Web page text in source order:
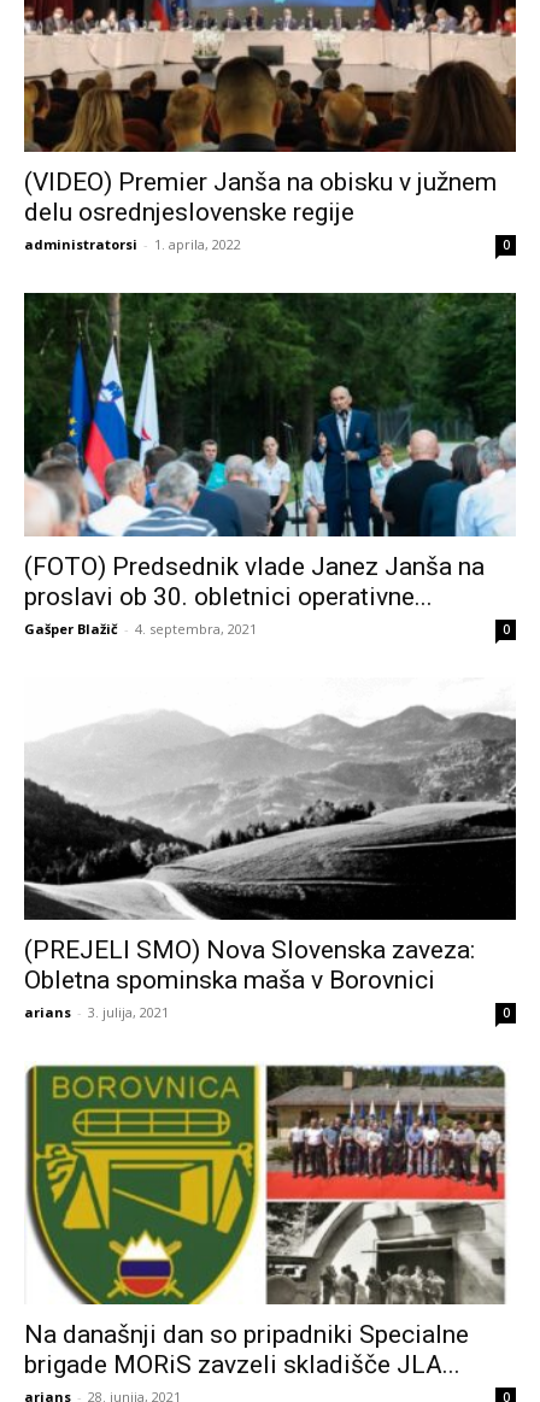
(VIDEO) Premier Janša na obisku v južnem
delu osrednjeslovenske regije
administratorsi - 1. aprila, 2022 0
(FOTO) Predsednik vlade Janez Janša na
proslavi ob 30. obletnici operativne...
Gašper Blažič - 4. septembra, 2021 0
(PREJELI SMO) Nova Slovenska zaveza:
Obletna spominska maša v Borovnici
arians - 3. julija, 2021 0
Na današnji dan so pripadniki Specialne
brigade MORiS zavzeli skladišče JLA...
arians - 28. junija, 2021 0